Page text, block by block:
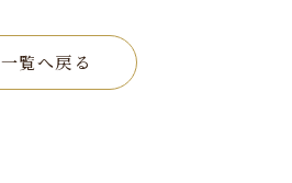
一覧へ戻る